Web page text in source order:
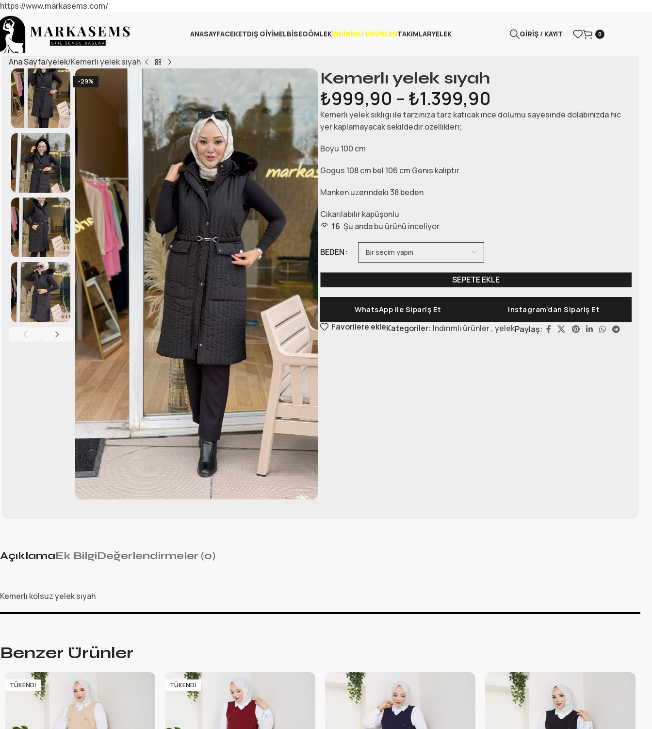
https://www.markasems.com/
ANASAYFACEKETDIŞ GIYIMELBISEGÖMLEKİNDIRIMLI ÜRÜNLERTAKIMLARYELEK GIRIŞ / KAYIT 0
Ana Sayfa yelek Kemerlı yelek sıyah
-29% Kemerlı yelek sıyah
₺999,90 – ₺1.399,90
Kemerlı yelek sıklıgı ıle tarzınıza tarz katıcak ınce dolumu sayesınde dolabınızda hıc
yer kaplamayacak sekıldedır ozellıklerı;
Boyu 100 cm
Gogus 108 cm bel 106 cm Genıs kalıptır
Manken uzerındekı 38 beden
Cıkarılabılır kapüşonlu
16 Şu anda bu ürünü inceliyor.
BEDEN
SEPETE EKLE
WhatsApp ile Sipariş Et Instagram’dan Sipariş Et
Favorilere ekleKategoriler: Indırımlı ürünler, yelekPaylaş:
AçıklamaEk BilgiDeğerlendirmeler (0)
Kemerlı kolsuz yelek sıyah
Benzer Ürünler
TÜKENDI TÜKENDI